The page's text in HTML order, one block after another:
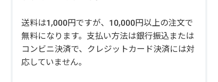
送料は1,000円ですが、10,000円以上の注文で
無料になります。支払い方法は銀行振込または
コンビニ決済で、クレジットカード決済には対
応していません。